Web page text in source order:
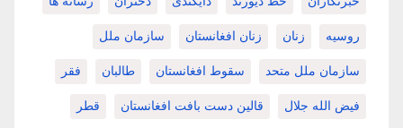
روسیه زنان زنان افغانستان سازمان ملل
سازمان ملل متحد سقوط افغانستان طالبان فقر
فیض الله جلال قالین دست بافت افغانستان قطر